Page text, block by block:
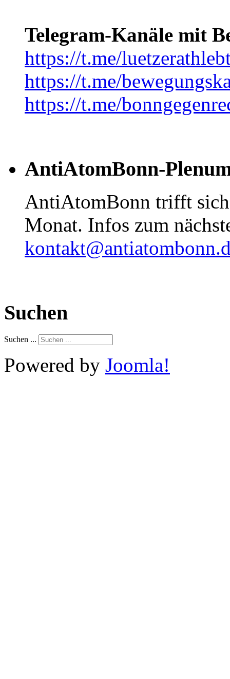
Telegram-Kanäle mit
https://t.me/
https://t.me/
https://t.me/
AntiAtomBonn-
AntiAtomBonn trifft
Monat. Infos zum
Suchen
Suchen ...
Powered by Joomla!